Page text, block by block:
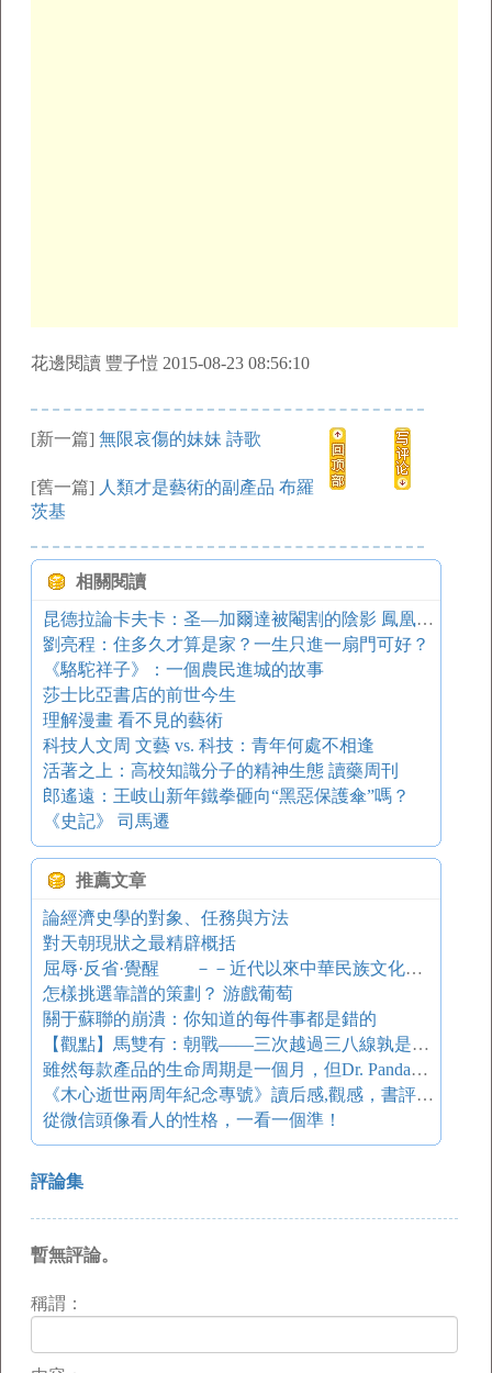
花邊閱讀 豐子愷 2015-08-23 08:56:10
[新一篇] 無限哀傷的妹妹 詩歌
[舊一篇] 人類才是藝術的副產品 布羅
茨基
相關閱讀
昆德拉論卡夫卡：圣—加爾達被閹割的陰影 鳳凰讀書
劉亮程：住多久才算是家？一生只進一扇門可好？
《駱駝祥子》：一個農民進城的故事
莎士比亞書店的前世今生
理解漫畫 看不見的藝術
科技人文周 文藝 vs. 科技：青年何處不相逢
活著之上：高校知識分子的精神生態 讀藥周刊
郎遙遠：王岐山新年鐵拳砸向“黑惡保護傘”嗎？
《史記》 司馬遷
推薦文章
論經濟史學的對象、任務與方法
對天朝現狀之最精辟概括
屈辱·反省·覺醒 －－近代以來中華民族文化素質的更新與發展
怎樣挑選靠譜的策劃？ 游戲葡萄
關于蘇聯的崩潰：你知道的每件事都是錯的
【觀點】馬雙有：朝戰——三次越過三八線孰是孰非？
雖然每款產品的生命周期是一個月，但Dr. Panda正在中國試驗成為和超越Toca Boca 的可能
《木心逝世兩周年紀念專號》讀后感,觀感，書評：一點讀后感
從微信頭像看人的性格，一看一個準！
評論集
暫無評論。
稱謂：